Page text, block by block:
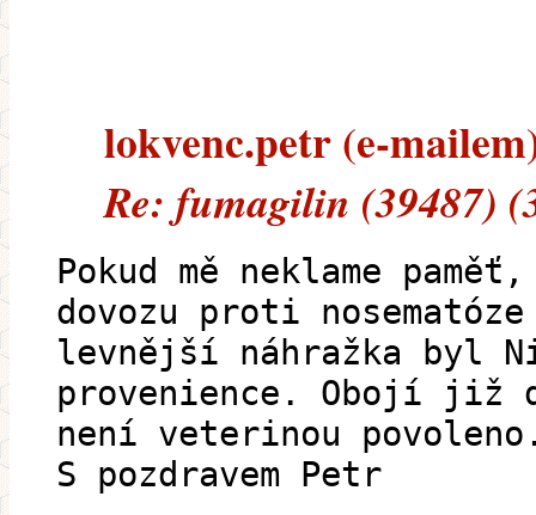
lokvenc.petr (e-
Re: fumagilin (39487)
Pokud mě neklame
dovozu proti
levnější náhražka byl
provenience. Obojí již
není veterinou
S pozdravem Petr